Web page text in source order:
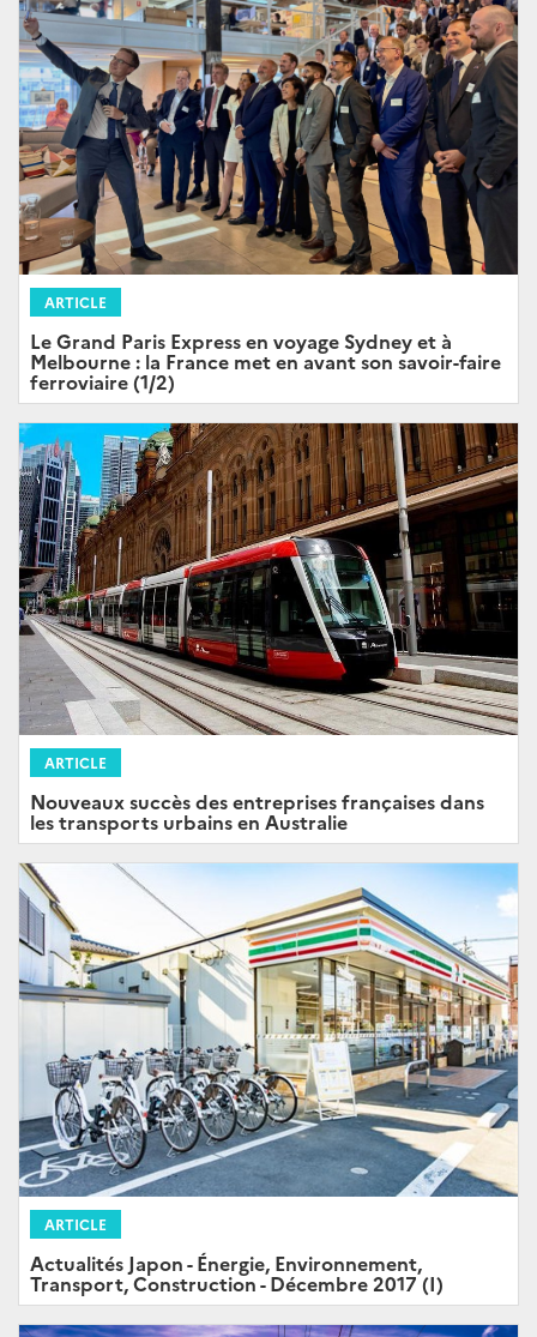
ARTICLE
Le Grand Paris Express en voyage Sydney et à
Melbourne : la France met en avant son savoir-faire
ferroviaire (1/2)
ARTICLE
Nouveaux succès des entreprises françaises dans
les transports urbains en Australie
ARTICLE
Actualités Japon - Énergie, Environnement,
Transport, Construction - Décembre 2017 (I)